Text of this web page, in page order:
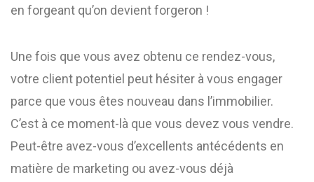
en forgeant qu’on devient forgeron !
Une fois que vous avez obtenu ce rendez-vous,
votre client potentiel peut hésiter à vous engager
parce que vous êtes nouveau dans l’immobilier.
C’est à ce moment-là que vous devez vous vendre.
Peut-être avez-vous d’excellents antécédents en
matière de marketing ou avez-vous déjà